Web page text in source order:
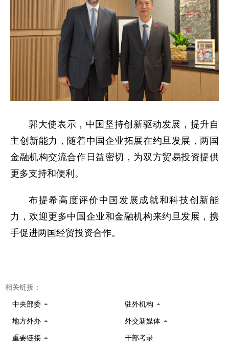
郭大使表示，中国坚持创新驱动发展，提升自
主创新能力，随着中国企业拓展在约旦发展，两国
金融机构交流合作日益密切，为双方贸易投资提供
更多支持和便利。
布提希高度评价中国发展成就和科技创新能
力，欢迎更多中国企业和金融机构来约旦发展，携
手促进两国经贸投资合作。
相关链接：
中央部委 驻外机构
地方外办 外交新媒体
重要链接 干部考录